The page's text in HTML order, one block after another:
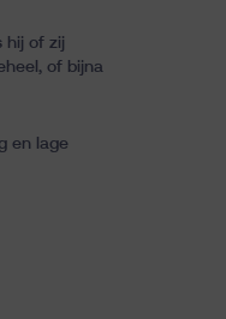
hij of zij
of bijna
en lage